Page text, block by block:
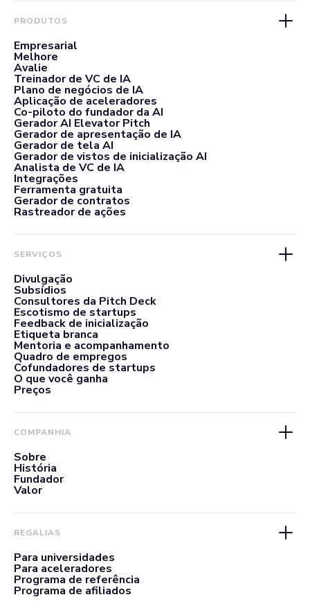
PRODUTOS
Empresarial
Melhore
Avalie
Treinador de VC de IA
Plano de negócios de IA
Aplicação de aceleradores
Co-piloto do fundador da AI
Gerador AI Elevator Pitch
Gerador de apresentação de IA
Gerador de tela AI
Gerador de vistos de inicialização AI
Analista de VC de IA
Integrações
Ferramenta gratuita
Gerador de contratos
Rastreador de ações
SERVIÇOS
Divulgação
Subsídios
Consultores da Pitch Deck
Escotismo de startups
Feedback de inicialização
Etiqueta branca
Mentoria e acompanhamento
Quadro de empregos
Cofundadores de startups
O que você ganha
Preços
COMPANHIA
Sobre
História
Fundador
Valor
REGALIAS
Para universidades
Para aceleradores
Programa de referência
Programa de afiliados